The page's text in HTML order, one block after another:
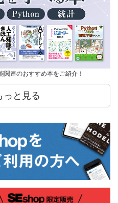
連のおすすめ本をご紹介！
っと見る